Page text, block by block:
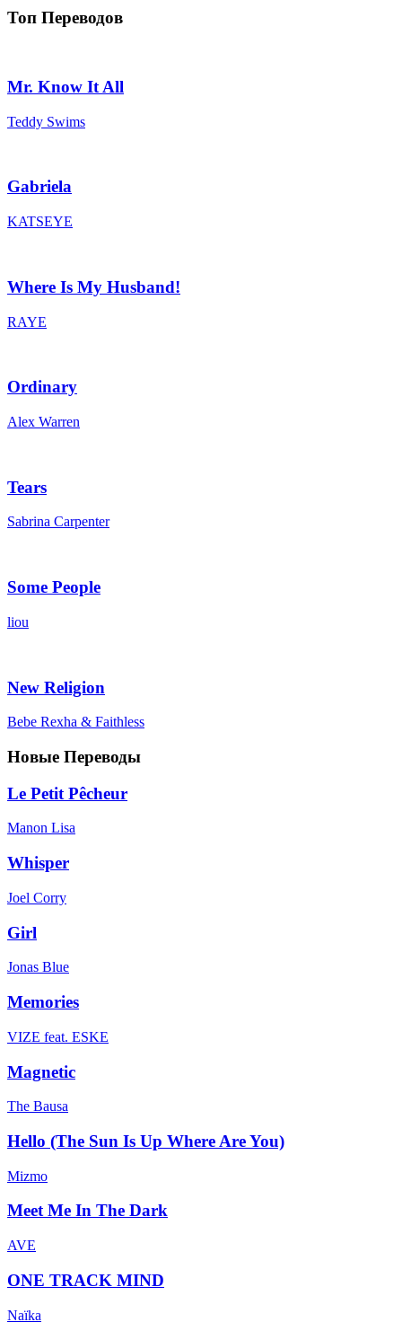
Топ Переводов
Mr. Know It All
Teddy Swims
Gabriela
KATSEYE
Where Is My Husband!
RAYE
Ordinary
Alex Warren
Tears
Sabrina Carpenter
Some People
liou
New Religion
Bebe Rexha & Faithless
Новые Переводы
Le Petit Pêcheur
Manon Lisa
Whisper
Joel Corry
Girl
Jonas Blue
Memories
VIZE feat. ESKE
Magnetic
The Bausa
Hello (The Sun Is Up Where Are You)
Mizmo
Meet Me In The Dark
AVE
ONE TRACK MIND
Naïka